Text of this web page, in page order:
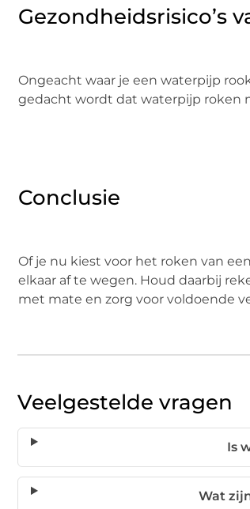
Gezondheidsrisico’s
Ongeacht waar je een waterpijp
gedacht wordt dat waterpijp roken
Conclusie
Of je nu kiest voor het roken van
elkaar af te wegen. Houd daarbij
met mate en zorg voor voldoende
Veelgestelde vragen
Is
Wat